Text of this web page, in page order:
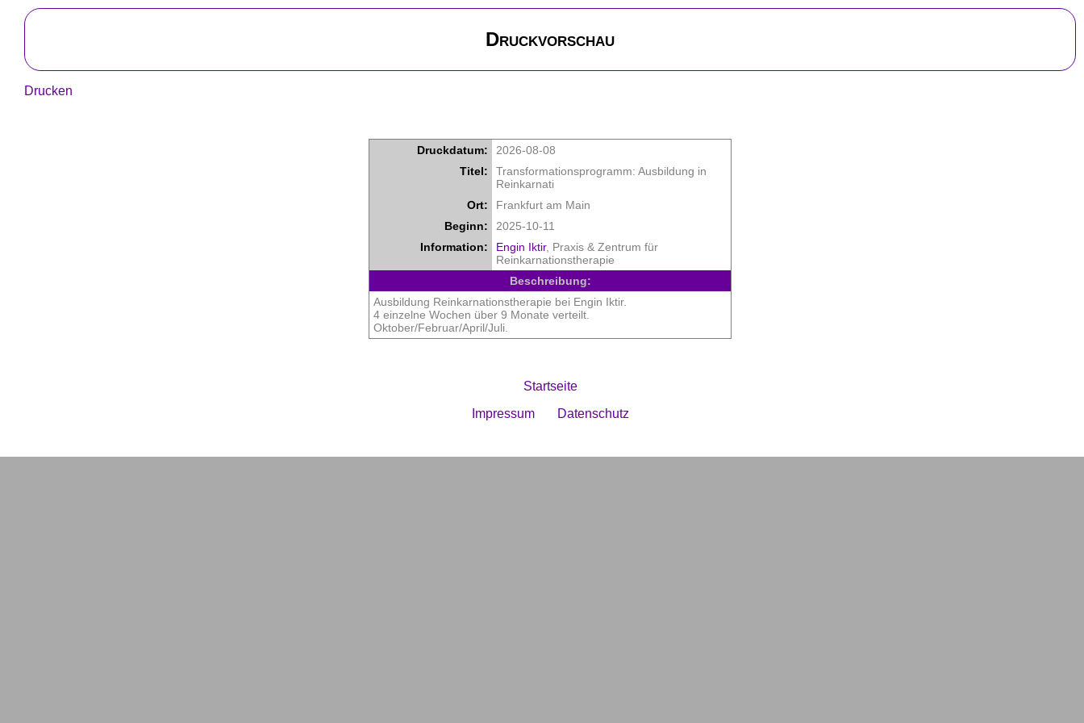
Druckvorschau
Drucken
Druckdatum:
2026-08-08
Titel:
Transformationsprogramm: Ausbildung in
Reinkarnati
Ort:
Frankfurt am Main
Beginn:
2025-10-11
Information:
Engin Iktir, Praxis & Zentrum für
Reinkarnationstherapie
Beschreibung:
Ausbildung Reinkarnationstherapie bei Engin Iktir.
4 einzelne Wochen über 9 Monate verteilt.
Oktober/Februar/April/Juli.
Startseite
Impressum
Datenschutz